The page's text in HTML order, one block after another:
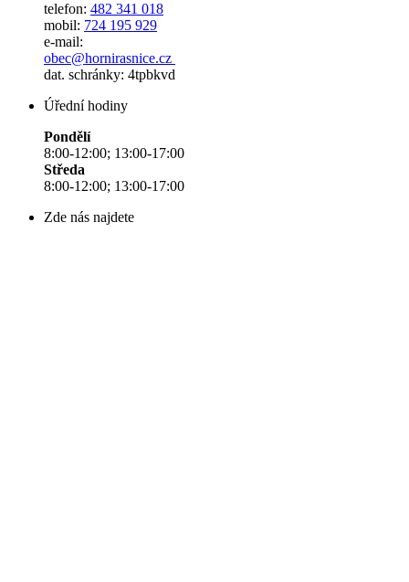
telefon: 482 341 018
mobil: 724 195 929
e-mail:
obec@hornirasnice.cz
dat. schránky: 4tpbkvd
Úřední hodiny
Pondělí
8:00-12:00; 13:00-17:00
Středa
8:00-12:00; 13:00-17:00
Zde nás najdete